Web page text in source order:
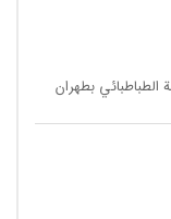
الطباطبائي بطهران